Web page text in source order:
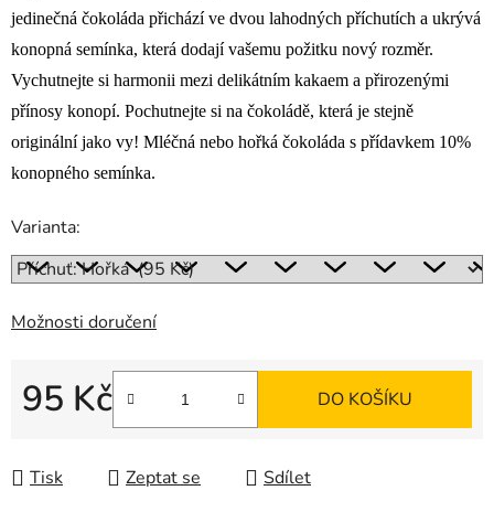
jedinečná čokoláda přichází ve dvou lahodných příchutích a ukrývá
konopná semínka, která dodají vašemu požitku nový rozměr.
Vychutnejte si harmonii mezi delikátním kakaem a přirozenými
přínosy konopí. Pochutnejte si na čokoládě, která je stejně
originální jako vy! Mléčná nebo hořká čokoláda s přídavkem 10%
konopného semínka.
Varianta:
Možnosti doručení
95 Kč
Měrná cena:
DO KOŠÍKU
Tisk Zeptat se Sdílet